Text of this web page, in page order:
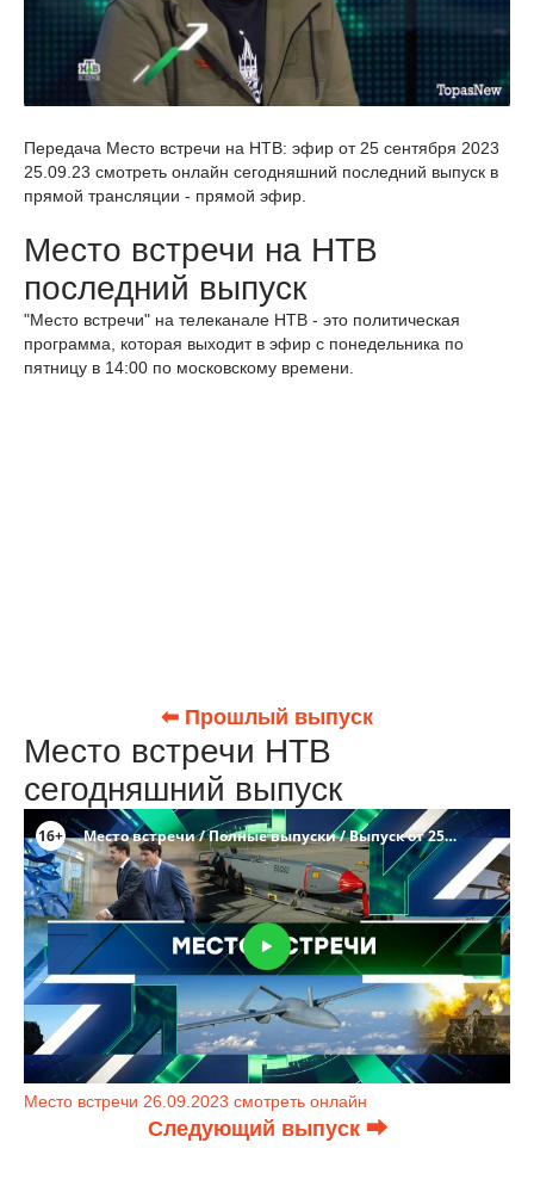
Передача Место встречи на НТВ: эфир от 25 сентября 2023
25.09.23 смотреть онлайн сегодняшний последний выпуск в
прямой трансляции - прямой эфир.
Место встречи на НТВ
последний выпуск
"Место встречи" на телеканале НТВ - это политическая
программа, которая выходит в эфир с понедельника по
пятницу в 14:00 по московскому времени.
⬅ Прошлый выпуск
Место встречи НТВ
сегодняшний выпуск
Место встречи 26.09.2023 смотреть онлайн
Следующий выпуск ⮕